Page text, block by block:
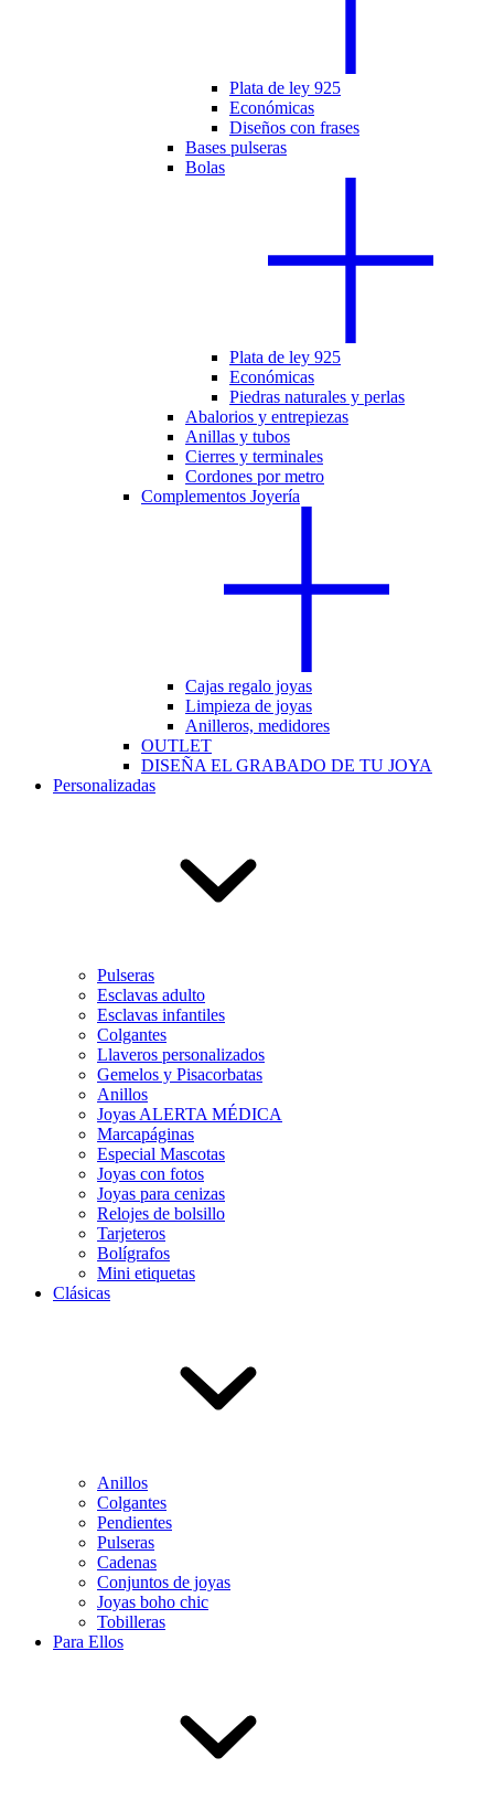
Plata de ley 925
Económicas
Diseños con frases
Bases pulseras
Bolas
Plata de ley 925
Económicas
Piedras naturales y perlas
Abalorios y entrepiezas
Anillas y tubos
Cierres y terminales
Cordones por metro
Complementos Joyería
Cajas regalo joyas
Limpieza de joyas
Anilleros, medidores
OUTLET
DISEÑA EL GRABADO DE TU JOYA
Personalizadas
Pulseras
Esclavas adulto
Esclavas infantiles
Colgantes
Llaveros personalizados
Gemelos y Pisacorbatas
Anillos
Joyas ALERTA MÉDICA
Marcapáginas
Especial Mascotas
Joyas con fotos
Joyas para cenizas
Relojes de bolsillo
Tarjeteros
Bolígrafos
Mini etiquetas
Clásicas
Anillos
Colgantes
Pendientes
Pulseras
Cadenas
Conjuntos de joyas
Joyas boho chic
Tobilleras
Para Ellos